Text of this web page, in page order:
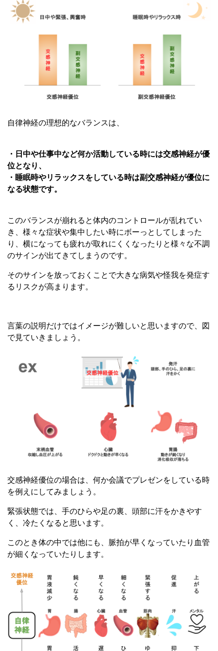
自律神経の理想的なバランスは、
・日中や仕事中など何か活動している時には交感神経が優
位となり、
・睡眠時やリラックスをしている時は副交感神経が優位に
なる状態です。
このバランスが崩れると体内のコントロールが乱れてい
き、様々な症状や集中したい時にボーっとしてしまった
り、横になっても疲れが取れにくくなったりと様々な不調
のサインが出てきてしまうのです。
そのサインを放っておくことで大きな病気や怪我を発症す
るリスクが高まります。
言葉の説明だけではイメージが難しいと思いますので、図
で見ていきましょう。
交感神経優位の場合は、何か会議でプレゼンをしている時
を例えにしてみましょう。
緊張状態では、手のひらや足の裏、頭部に汗をかきやす
く、冷たくなると思います。
このとき体の中では他にも、脈拍が早くなっていたり血管
が細くなっていたりします。